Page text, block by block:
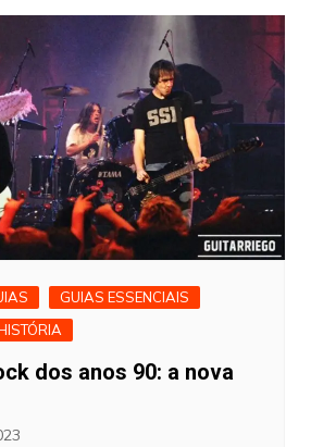
GUIAS ESSENCIAIS
dos anos 90: a nova